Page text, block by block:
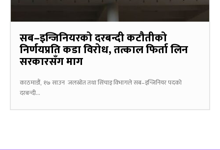
सब–इन्जिनियरको दरबन्दी कटौतीको
निर्णयप्रति कडा विरोध, तत्काल फिर्ता लिन
सरकारसँग माग
काठमाडौं, १७ साउन जलस्रोत तथा सिंचाइ विभागले सब–इन्जिनियर पदको
दरबन्दी...